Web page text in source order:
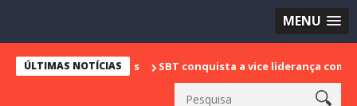
MENU
ÚLTIMAS NOTÍCIASSBT conquista a vice liderança com "Bake Off